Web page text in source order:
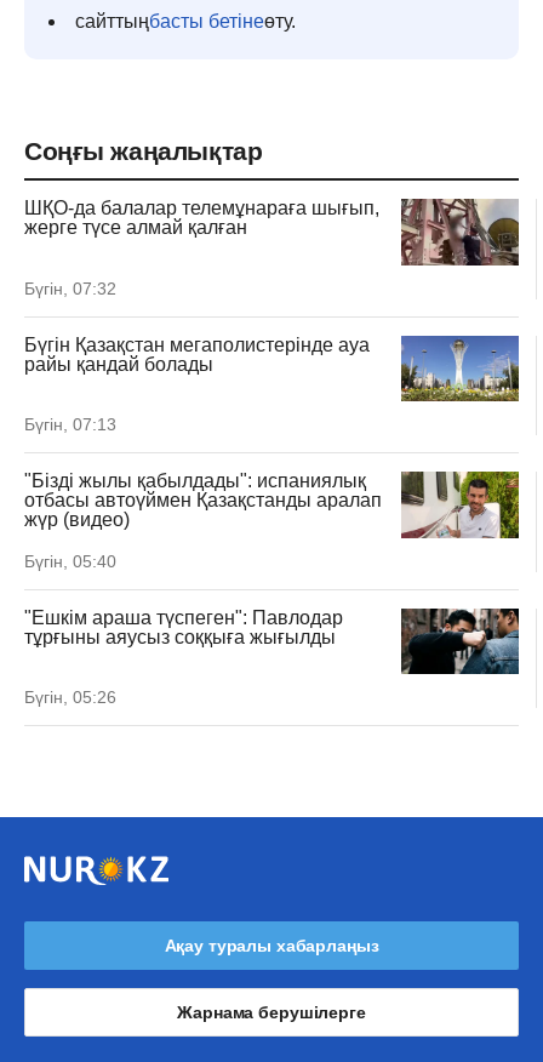
сайттыңбасты бетінеөту.
Соңғы жаңалықтар
ШҚО-да балалар телемұнараға шығып,
жерге түсе алмай қалған
Бүгін, 07:32
Бүгін Қазақстан мегаполистерінде ауа
райы қандай болады
Бүгін, 07:13
"Бізді жылы қабылдады": испаниялық
отбасы автоүймен Қазақстанды аралап
жүр (видео)
Бүгін, 05:40
"Ешкім араша түспеген": Павлодар
тұрғыны аяусыз соққыға жығылды
Бүгін, 05:26
Ақау туралы хабарлаңыз
Жарнама берушілерге